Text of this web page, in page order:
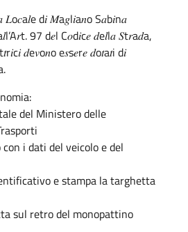
𝐿o𝑐a𝑙e d𝑖 𝑀a𝑔l𝑖a𝑛o S𝑎b𝑖n𝑎
97 d𝑒l C𝑜d𝑖c𝑒 𝑑e𝑙l𝑎 𝑆t𝑟a𝑑a,
𝑑e𝑣o𝑛o e𝑠s𝑒r𝑒 𝑑o𝑡a𝑡i d𝑖
del Ministero delle
i dati del veicolo e del
e stampa la targhetta
sul retro del monopattino